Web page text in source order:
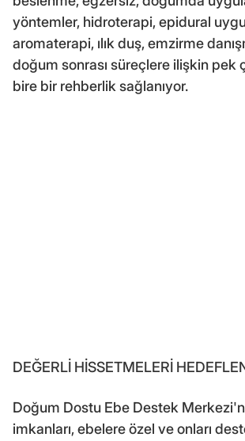
yöntemler, hidroterapi, epidural
aromaterapi, ılık duş, emzirme
doğum sonrası süreçlere ilişkin pek
bire bir rehberlik sağlanıyor.
DEĞERLİ HİSSETMELERİ
Doğum Dostu Ebe Destek
imkanları, ebelere özel ve onları